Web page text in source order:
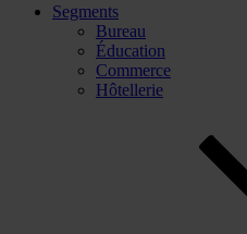
Segments
Bureau
Éducation
Commerce
Hôtellerie